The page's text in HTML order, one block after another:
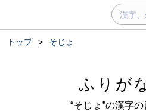
トップ > そじょ
ふりが
“そじょ”の漢字